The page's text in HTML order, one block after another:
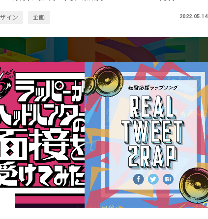
イン 企画 2022.05.14